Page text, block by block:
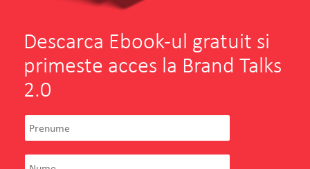
Descarca Ebook-ul gratuit si
primeste acces la Brand Talks
2.0